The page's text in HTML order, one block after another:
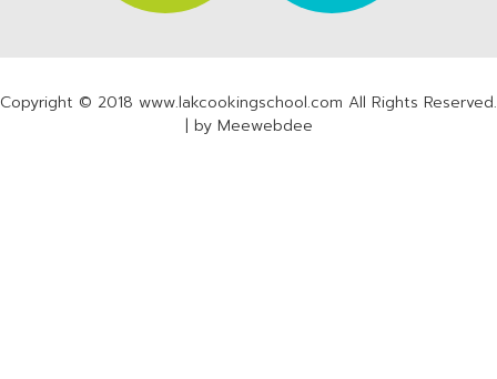
Copyright © 2018 www.lakcookingschool.com All Rights Reserved.
| by Meewebdee